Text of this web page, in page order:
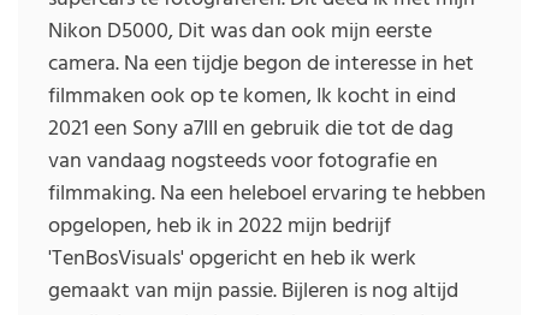
Nikon D5000, Dit was dan ook mijn eerste
camera. Na een tijdje begon de interesse in het
filmmaken ook op te komen, Ik kocht in eind
2021 een Sony a7III en gebruik die tot de dag
van vandaag nogsteeds voor fotografie en
filmmaking. Na een heleboel ervaring te hebben
opgelopen, heb ik in 2022 mijn bedrijf
'TenBosVisuals' opgericht en heb ik werk
gemaakt van mijn passie. Bijleren is nog altijd